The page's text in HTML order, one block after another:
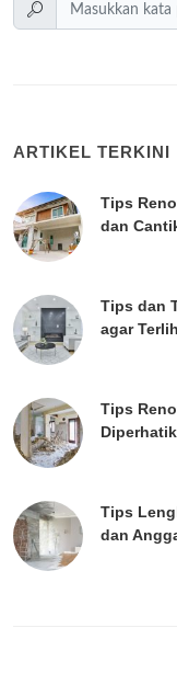
ARTIKEL TERKINI
Tips
dan
Tips dan
agar
Tips
Tips
dan